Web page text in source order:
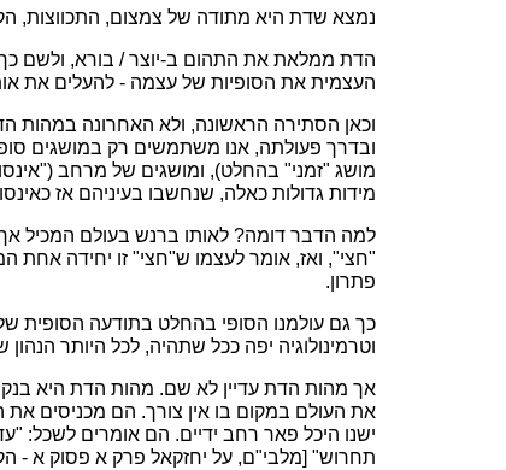
נמצא שדת היא מתודה של צמצום, התכווצות,
הדת ממלאת את התהום ב-יוצר / בורא, ולשם
העצמית את הסופיות של עצמה - להעלים את
וכאן הסתירה הראשונה, ולא האחרונה במהות
ובדרך פעולתה, אנו משתמשים רק במושגים
מושג "זמני" בהחלט), ומושגים של מרחב
מידות גדולות כאלה, שנחשבו בעיניהם אז
למה הדבר דומה? לאותו ברנש בעולם המכיל
"חצי", ואז, אומר לעצמו ש"חצי" זו יחידה אחת
פתרון.
כך גם עולמנו הסופי בהחלט בתודעה הסופית של
וטרמינולוגיה יפה ככל שתהיה, לכל היותר
אך מהות הדת עדיין לא שם. מהות הדת היא
את העולם במקום בו אין צורך. הם מכניסים
ישנו היכל פאר רחב ידיים. הם אומרים